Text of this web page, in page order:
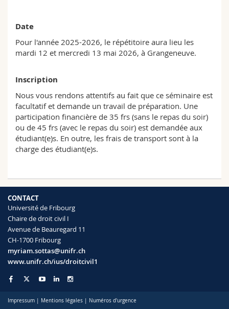
Date
Pour l'année 2025-2026, le répétitoire aura lieu les
mardi 12 et mercredi 13 mai 2026, à Grangeneuve.
Inscription
Nous vous rendons attentifs au fait que ce séminaire est
facultatif et demande un travail de préparation. Une
participation financière de 35 frs (sans le repas du soir)
ou de 45 frs (avec le repas du soir) est demandée aux
étudiant(e)s. En outre, les frais de transport sont à la
charge des étudiant(e)s.
CONTACT
Université de Fribourg
Chaire de droit civil I
Avenue de Beauregard 11
CH-1700 Fribourg
myriam.sottas@unifr.ch
www.unifr.ch/ius/droitcivil1
Impressum | Mentions légales | Numéros d'urgence